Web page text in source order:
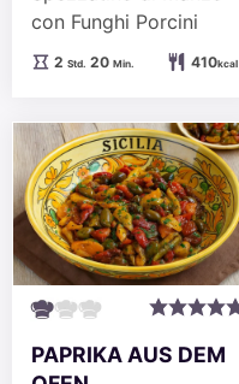
con Funghi Porcini
2Stunden
Std. 20Minuten
Min. 410kcal
PAPRIKA AUS DEM